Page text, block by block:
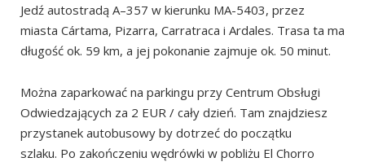
Jedź autostradą A–357 w kierunku MA-5403, przez
miasta Cártama, Pizarra, Carratraca i Ardales. Trasa ta ma
długość ok. 59 km, a jej pokonanie zajmuje ok. 50 minut.
Można zaparkować na parkingu przy Centrum Obsługi
Odwiedzających za 2 EUR / cały dzień. Tam znajdziesz
przystanek autobusowy by dotrzeć do początku
szlaku. Po zakończeniu wędrówki w pobliżu El Chorro